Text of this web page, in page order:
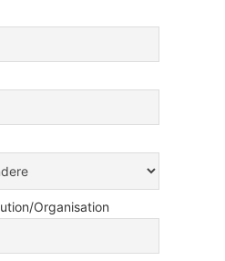
Organisation